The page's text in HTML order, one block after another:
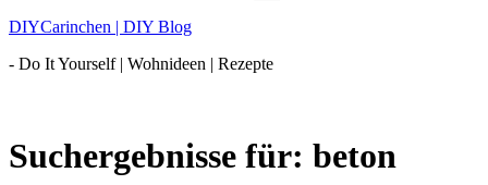
DIYCarinchen | DIY Blog
- Do It Yourself | Wohnideen | Rezepte
Suchergebnisse für: beton